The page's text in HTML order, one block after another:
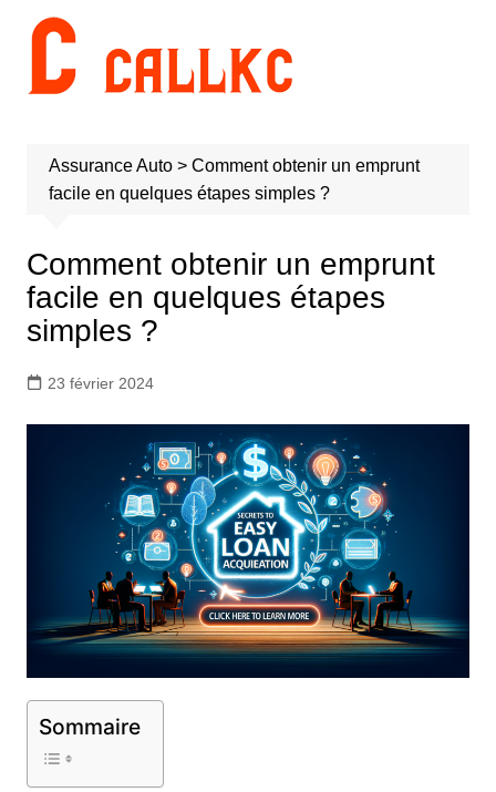
contenu
Assurance Auto> Comment obtenir un emprunt
facile en quelques étapes simples ?
Comment obtenir un emprunt
facile en quelques étapes
simples ?
23 février 2024
Sommaire